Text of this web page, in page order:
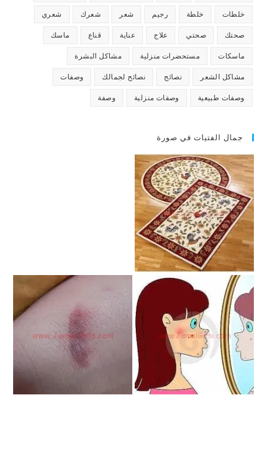
خلطات خلطة رجيم شعر شعرك شعري
صحتك صحتي علاج عناية قناع ماسك
ماسكات مستحضرات منزلية مشاكل البشرة
مشاكل الشعر نصائح نصائح لجمالك وصفات
وصفات طبيعية وصفات منزلية وصفة
جمال الفتيات في صورة